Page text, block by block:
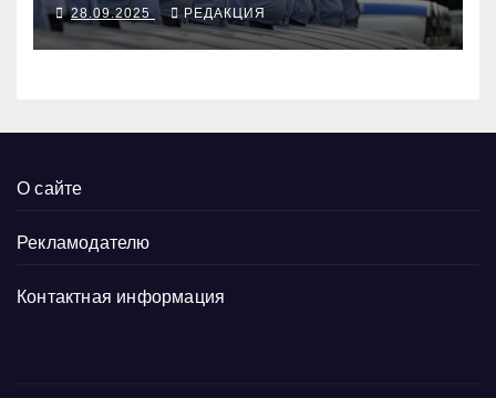
окладами действующих
28.09.2025 РЕДАКЦИЯ
О сайте
Рекламодателю
Контактная информация